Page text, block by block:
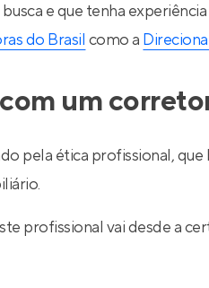
e que tenha
do Brasil como a
um
pela ética profissional,
profissional vai desde a